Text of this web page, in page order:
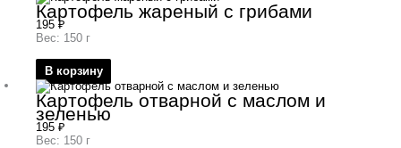
Картофель жареный с грибами
195 ₽
Вес: 150 г
В корзину
Картофель отварной с маслом и
зеленью
195 ₽
Вес: 150 г